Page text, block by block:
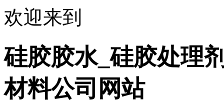
欢迎来到
硅胶胶水_硅胶处理
材料公司网站